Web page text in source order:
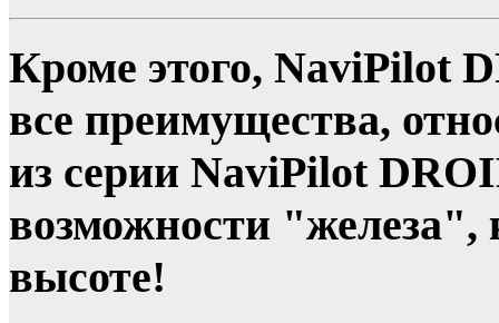
Кроме этого, NaviPilot
все преимущества,
из серии NaviPilot
возможности "железа",
высоте!